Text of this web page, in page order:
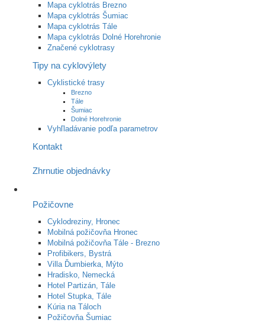
Mapa cyklotrás Brezno
Mapa cyklotrás Šumiac
Mapa cyklotrás Tále
Mapa cyklotrás Dolné Horehronie
Značené cyklotrasy
Tipy na cyklovýlety
Cyklistické trasy
Brezno
Tále
Šumiac
Dolné Horehronie
Vyhľladávanie podľa parametrov
Kontakt
Zhrnutie objednávky
Požičovne
Cyklodreziny, Hronec
Mobilná požičovňa Hronec
Mobilná požičovňa Tále - Brezno
Profibikers, Bystrá
Villa Ďumbierka, Mýto
Hradisko, Nemecká
Hotel Partizán, Tále
Hotel Stupka, Tále
Kúria na Táloch
Požičovňa Šumiac